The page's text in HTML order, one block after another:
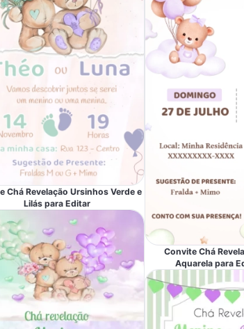
Chá Revelação Ursinhos Verde e
Lilás para Editar
Convite Chá
Aquarela para